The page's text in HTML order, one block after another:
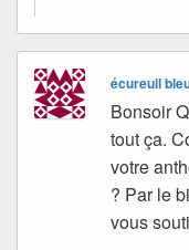
écureuil
Bonsoir
tout ça.
votre
? Par le
vous